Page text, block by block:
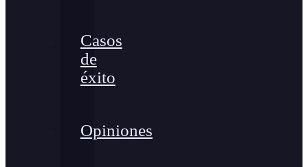
Casos
de
éxito
Opiniones